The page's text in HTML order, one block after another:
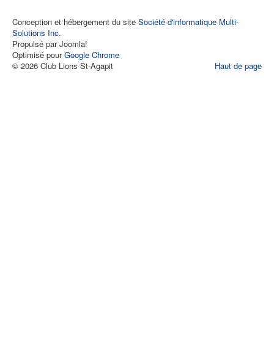
Conception et hébergement du site Société d'informatique Multi-
Solutions Inc.
Propulsé par Joomla!
Optimisé pourGoogle Chrome
Haut de page
© 2026 Club Lions St-Agapit